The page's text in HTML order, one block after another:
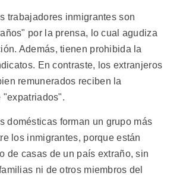
trabajadores inmigrantes son
por la prensa, lo cual agudiza
Además, tienen prohibida la
En contraste, los extranjeros
remunerados reciben la
domésticas forman un grupo más
los inmigrantes, porque están
de casas de un país extraño, sin
ni de otros miembros del